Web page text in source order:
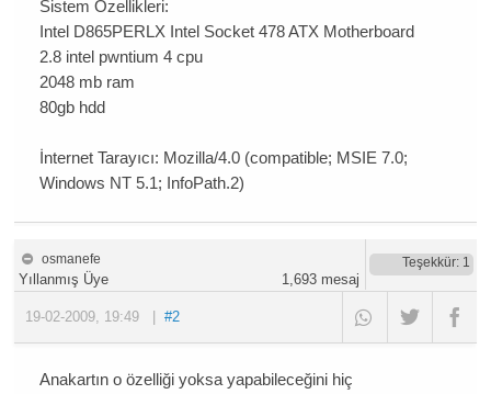
Sistem Özellikleri:
Intel D865PERLX Intel Socket 478 ATX Motherboard
2.8 intel pwntium 4 cpu
2048 mb ram
80gb hdd
İnternet Tarayıcı: Mozilla/4.0 (compatible; MSIE 7.0;
Windows NT 5.1; InfoPath.2)
osmanefe
19-02-2009 19:49 |#2
Yıllanmış Üye
Teşekkür: 1
1,693mesaj
Anakartın o özelliği yoksa yapabileceğini hiç